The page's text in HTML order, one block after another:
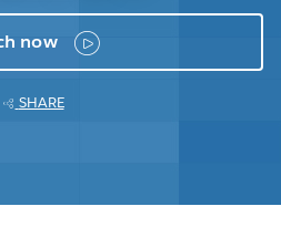
now
SHARE